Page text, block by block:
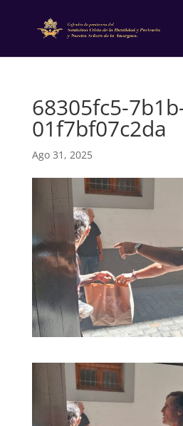
68305fc5-
01f7bf07c2da
Ago 31, 2025